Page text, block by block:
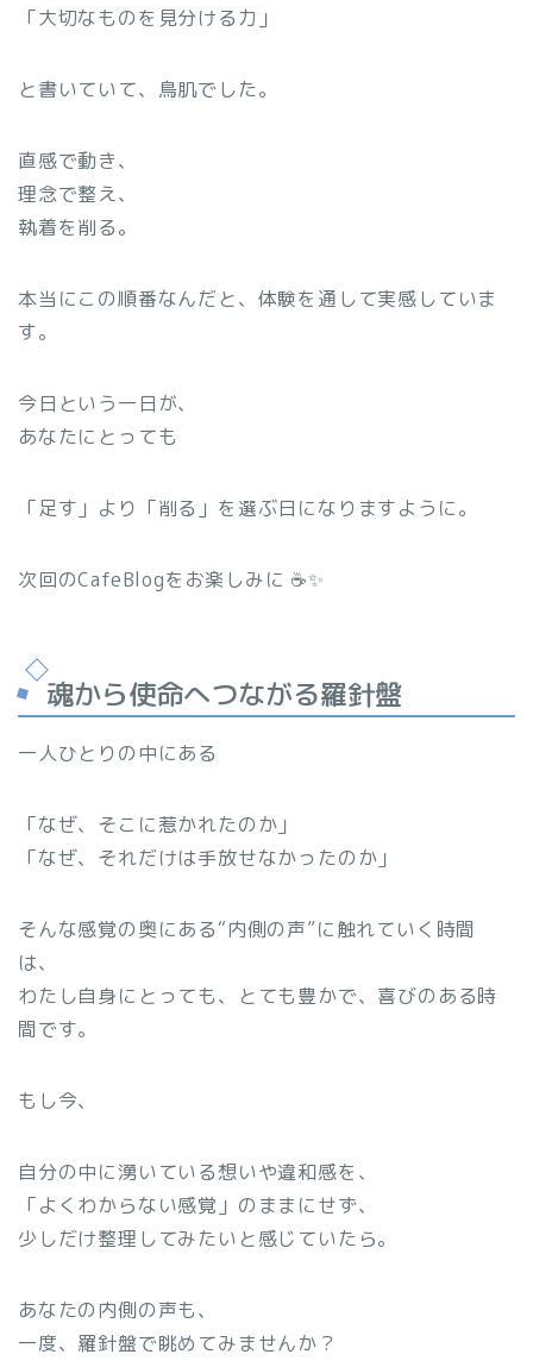
「大切なものを見分ける力」
と書いていて、鳥肌でした。
直感で動き、
理念で整え、
執着を削る。
本当にこの順番なんだと、体験を通して実感していま
す。
今日という一日が、
あなたにとっても
「足す」より「削る」を選ぶ日になりますように。
次回のCafeBlogをお楽しみに ☕✨
魂から使命へつながる羅針盤
一人ひとりの中にある
「なぜ、そこに惹かれたのか」
「なぜ、それだけは手放せなかったのか」
そんな感覚の奥にある“内側の声”に触れていく時間
は、
わたし自身にとっても、とても豊かで、喜びのある時
間です。
もし今、
自分の中に湧いている想いや違和感を、
「よくわからない感覚」のままにせず、
少しだけ整理してみたいと感じていたら。
あなたの内側の声も、
一度、羅針盤で眺めてみませんか？